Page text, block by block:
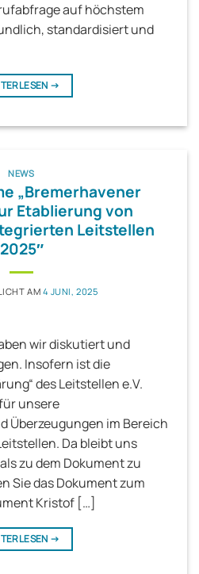
auf höchstem
standardisiert und
→
NEWS
„Bremerhavener
Etablierung von
Leitstellen
2025″
AM 4 JUNI, 2025
wir diskutiert und
Insofern ist die
des Leitstellen e.V.
unsere
Überzeugungen im Bereich
Da bleibt uns
zu dem Dokument zu
Sie das Dokument zum
Kristof […]
→